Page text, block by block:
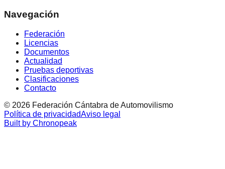
Navegación
Federación
Licencias
Documentos
Actualidad
Pruebas deportivas
Clasificaciones
Contacto
© 2026 Federación Cántabra de Automovilismo
Política de privacidadAviso legal
Built by Chronopeak